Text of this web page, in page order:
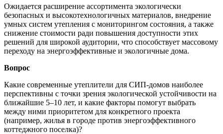
Ожидается расширение ассортимента экологически
безопасных и высокотехнологичных материалов, внедрение
умных систем утепления с мониторингом состояния, а также
снижение стоимости ради повышения доступности этих
решений для широкой аудитории, что способствует массовому
переходу на энергоэффективные и экологичные дома.
Вопрос
Какие современные утеплители для СИП-домов наиболее
перспективны с точки зрения экологической устойчивости на
ближайшие 5–10 лет, и какие факторы помогут выбрать
между ними приоритетом для конкретного проекта
(например, жилья в городе против энергоэффективного
коттеджного поселка)?